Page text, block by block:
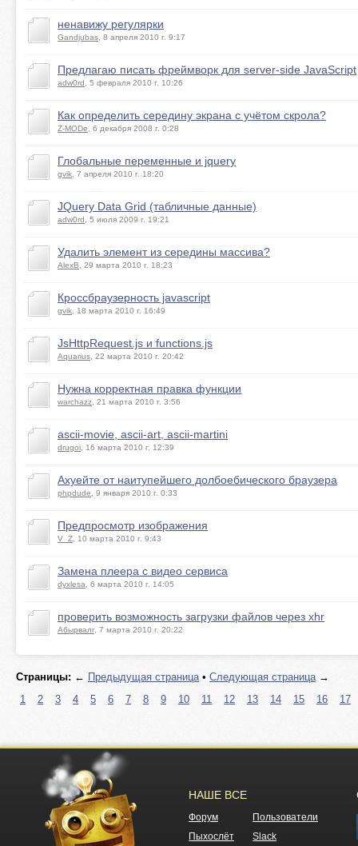
ненавижу регулярки
Gandjubas , 8 апреля 2010 г. 9:17
Предлагаю писать фреймворк для server-side JavaScript
adw0rd , 5 февраля 2010 г. 10:26
Как определить середину экрана с учётом скрола?
Z-MODe , 6 декабря 2008 г. 0:28
Глобальные переменные и jquery
gvik , 7 апреля 2010 г. 18:20
JQuery Data Grid (табличные данные)
adw0rd , 5 июля 2009 г. 19:21
Удалить элемент из середины массива?
AlexB , 29 марта 2010 г. 18:23
Кроссбраузерность javascript
gvik , 18 марта 2010 г. 16:49
JsHttpRequest.js и functions.js
Aquarius , 22 марта 2010 г. 20:42
Нужна корректная правка функции
warchazz , 21 марта 2010 г. 3:56
ascii-movie, ascii-art, ascii-martini
drugoi , 16 марта 2010 г. 12:39
Ахуейте от наитупейшего долбоебического браузера
phpdude , 9 января 2010 г. 0:33
Предпросмотр изображения
V_Z , 10 марта 2010 г. 9:43
Замена плеера с видео сервиса
dyxlesa , 6 марта 2010 г. 14:05
проверить возможность загрузки файлов через xhr
Абырвалг, 7 марта 2010 г. 20:22
Страницы: ← Предыдущая страница• Следующая страница→
1
2 3 4 5 6 7 8 9 10 11 12 13 14 15 16 17
НАШЕ ВСЕ
Форум
Пользователи
Пыхослёт
Slack